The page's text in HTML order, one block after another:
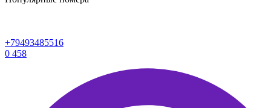
+79493485516
0 458